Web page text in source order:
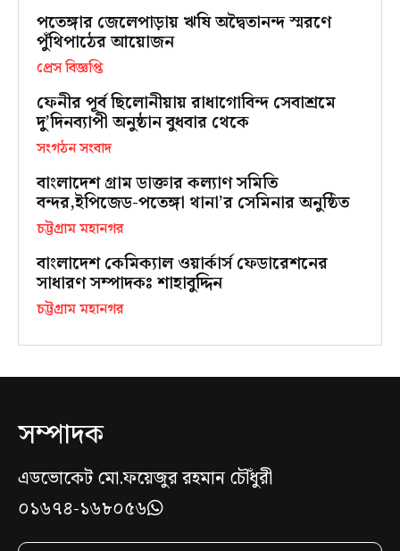
পতেঙ্গার জেলেপাড়ায় ঋষি অদ্বৈতানন্দ স্মরণে
পুঁথিপাঠের আয়োজন
প্রেস বিজ্ঞপ্তি
ফেনীর পূর্ব ছিলোনীয়ায় রাধাগোবিন্দ সেবাশ্রমে
দু’দিনব্যাপী অনুষ্ঠান বুধবার থেকে
সংগঠন সংবাদ
বাংলাদেশ গ্রাম ডাক্তার কল্যাণ সমিতি
বন্দর,ইপিজেড-পতেঙ্গা থানা’র সেমিনার অনুষ্ঠিত
চট্টগ্রাম মহানগর
বাংলাদেশ কেমিক্যাল ওয়ার্কার্স ফেডারেশনের
সাধারণ সম্পাদকঃ শাহাবুদ্দিন
চট্টগ্রাম মহানগর
সম্পাদক
এডভোকেট মো.ফয়েজুর রহমান চৌঁধুরী
০১৬৭৪-১৬৮০৫৬